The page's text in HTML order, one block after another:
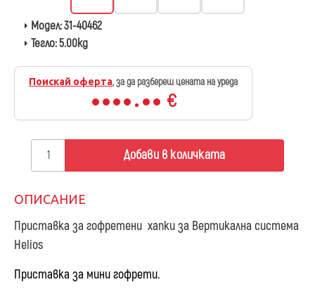
Поискай оферта, за да разбереш цената на уреда
€
Модел:31-40462
Тегло:5.00kg
Добави в количката
ОПИСАНИЕ
Приставка за гофретени хапки за Вертикална система
Helios
Приставка за мини гофрети.